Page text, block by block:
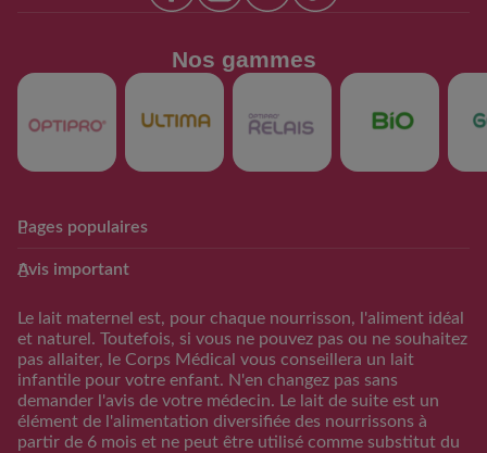
Nos gammes​
Pages populaires
Avantage Club bébé & moi
d’accouchement
Calculateur periode
d’ovulation
Calendrier Grossese
Guide de l’alimentation
Avis important
Le lait maternel est, pour chaque nourrisson, l'aliment idéal
et naturel. Toutefois, si vous ne pouvez pas ou ne souhaitez
pas allaiter, le Corps Médical vous conseillera un lait
infantile pour votre enfant. N'en changez pas sans
demander l'avis de votre médecin. Le lait de suite est un
élément de l'alimentation diversifiée des nourrissons à
partir de 6 mois et ne peut être utilisé comme substitut du